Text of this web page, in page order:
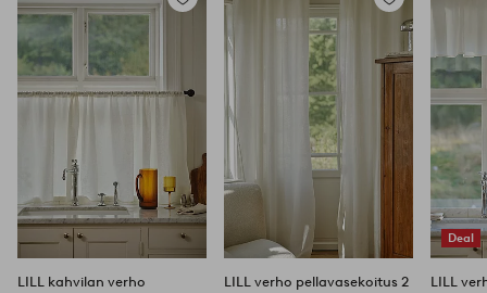
Lisää
LILL kahvilan verho
Lisää
suosikkeihin
LILL verho pellavasekoitus 2
Deal
LILL